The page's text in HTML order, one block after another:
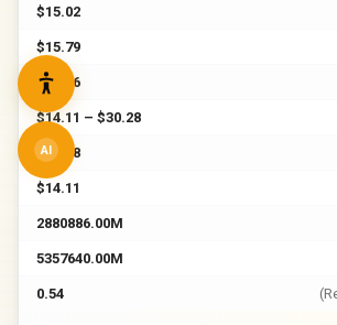
$15.02
$15.79
$14.96
$14.11 – $30.28
$30.28
$14.11
2880886.00M
5357640.00M
0.54
AI